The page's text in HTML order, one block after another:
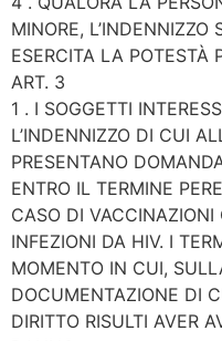
MINORE, L’INDENNIZZO
ESERCITA LA POTESTÀ
ART. 3
1 . I SOGGETTI
L’INDENNIZZO DI CUI
PRESENTANO
ENTRO IL TERMINE
CASO DI
INFEZIONI DA HIV. I
MOMENTO IN CUI,
DOCUMENTAZIONE DI
DIRITTO RISULTI AVER